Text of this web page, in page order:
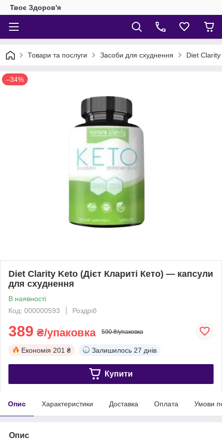
Твоє Здоров'я
Товари та послуги Засоби для схуднення Diet Clarity
–34%
Diet Clarity Keto (Дієт Клариті Кето) — капсули
для схуднення
В наявності
Код: 000000593
Роздріб
389 ₴/упаковка 590 ₴/упаковка
Економія 201 ₴ Залишилось 27 днів
Купити
Опис Характеристики Доставка Оплата Умови
Опис